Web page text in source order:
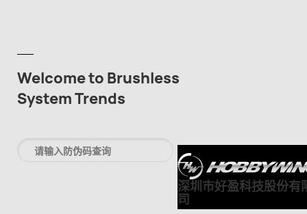
Welcome to Brushless
System Trends
深圳市好盈科技股份有
司